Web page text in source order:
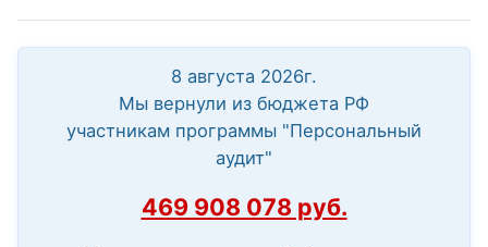
8 августа 2026г.
Мы вернули из бюджета РФ
участникам программы "Персональный
аудит"
469 908 078 руб.